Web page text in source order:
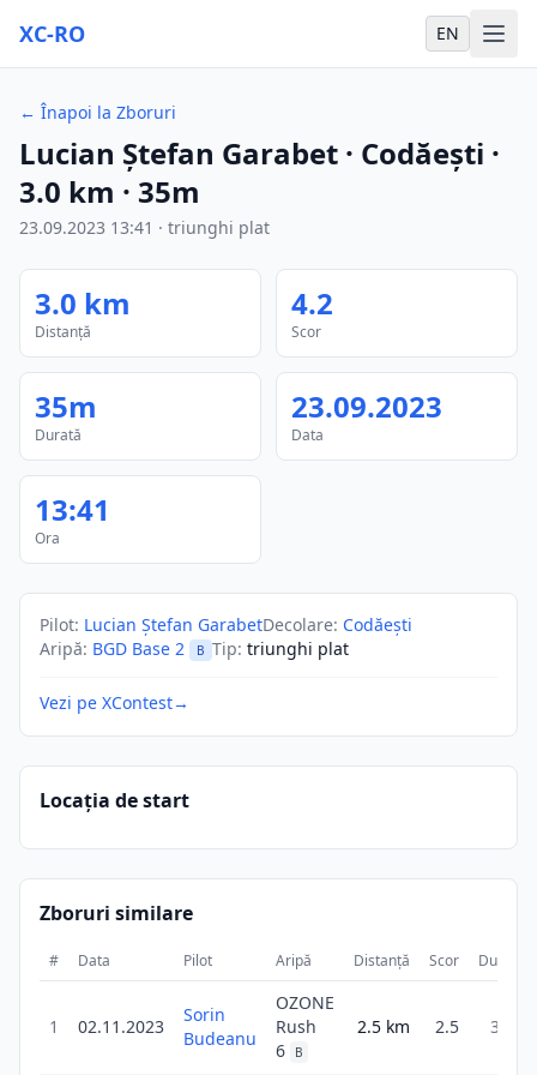
XC-RO EN
← Înapoi la Zboruri
Lucian Ștefan Garabet · Codăești ·
3.0 km · 35m
23.09.2023 13:41 · triunghi plat
3.0 km
Distanță
4.2
Scor
35m
Durată
23.09.2023
Data
13:41
Ora
Pilot: Lucian Ștefan GarabetDecolare: Codăești
Aripă: BGD Base 2 B Tip: triunghi plat
Vezi pe XContest→
Locația de start
Zboruri similare
# Data Pilot Aripă Distanță Scor Durată
1 02.11.2023
Sorin
Budeanu
OZONE
Rush
6
B
2.5 km 2.5 38m